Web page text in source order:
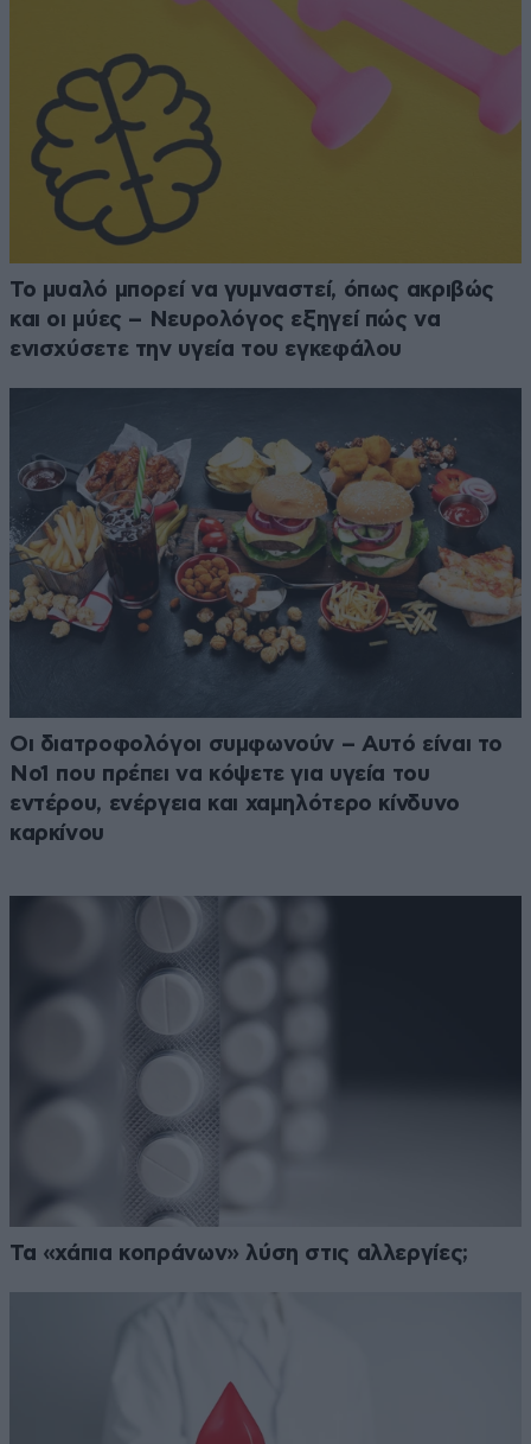
Το μυαλό μπορεί να γυμναστεί, όπως ακριβώς
και οι μύες – Νευρολόγος εξηγεί πώς να
ενισχύσετε την υγεία του εγκεφάλου
Οι διατροφολόγοι συμφωνούν – Αυτό είναι το
Νο1 που πρέπει να κόψετε για υγεία του
εντέρου, ενέργεια και χαμηλότερο κίνδυνο
καρκίνου
Τα «χάπια κοπράνων» λύση στις αλλεργίες;